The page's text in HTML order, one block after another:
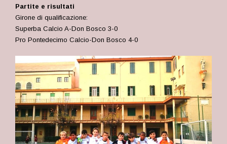
Partite e risultati
Girone di qualificazione:
Superba Calcio A-Don Bosco 3-0
Pro Pontedecimo Calcio-Don Bosco 4-0